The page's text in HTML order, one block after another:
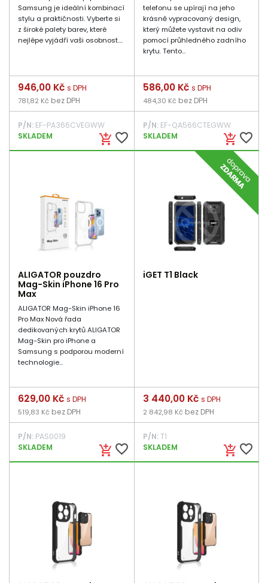
Samsung je ideální kombinací
stylu a praktičnosti. Vyberte si
z široké palety barev, které
nejlépe vyjádří vaši osobnost....
add_shopping_cart favorite_border
Cena
946,00 Kč s DPH
781,82 Kč bez DPH
P/N: EF-PA366CVEGWW
SKLADEM
telefonu se upírají na jeho
krásně vypracovaný design,
který můžete vystavit na odiv
pomocí průhledného zadního
krytu. Tento...
add_shopping_cart favorite_border
Cena
586,00 Kč s DPH
484,30 Kč bez DPH
P/N:EF-QA566CTEGWW
SKLADEM
ALIGATOR pouzdro
Mag-Skin iPhone 16 Pro
Max
ALIGATOR Mag-Skin iPhone 16
Pro Max Nová řada
dedikovaných krytů ALIGATOR
Mag-Skin pro iPhone a
Samsung s podporou moderní
technologie...
add_shopping_cart favorite_border
Cena
629,00 Kč s DPH
519,83 Kč bez DPH
P/N: PAS0019
SKLADEM
iGET T1 Black
add_shopping_cart favorite_border
Cena
3 440,00 Kč s DPH
2 842,98 Kč bez DPH
P/N:T1
SKLADEM